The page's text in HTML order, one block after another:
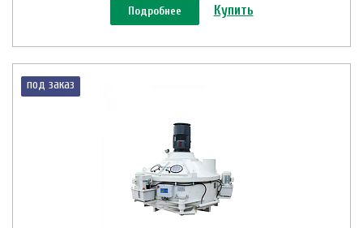
Подробнее Купить
под заказ